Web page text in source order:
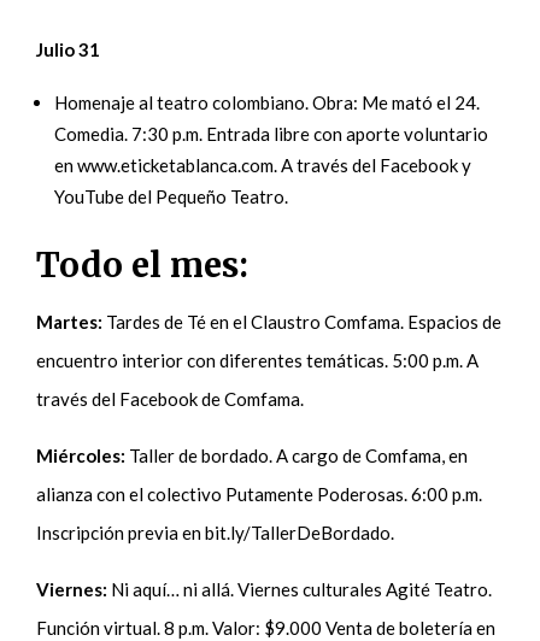
Julio 31
Homenaje al teatro colombiano. Obra: Me mató el 24.
Comedia. 7:30 p.m. Entrada libre con aporte voluntario
en www.eticketablanca.com. A través del Facebook y
YouTube del Pequeño Teatro.
Todo el mes:
Martes: Tardes de Té en el Claustro Comfama. Espacios de
encuentro interior con diferentes temáticas. 5:00 p.m. A
través del Facebook de Comfama.
Miércoles: Taller de bordado. A cargo de Comfama, en
alianza con el colectivo Putamente Poderosas. 6:00 p.m.
Inscripción previa en bit.ly/TallerDeBordado.
Viernes: Ni aquí… ni allá. Viernes culturales Agité Teatro.
Función virtual. 8 p.m. Valor: $9.000 Venta de boletería en